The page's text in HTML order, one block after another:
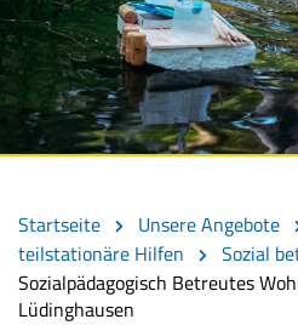
Startseite Unsere Angebote
teilstationäre Hilfen
Sozial
Sozialpädagogisch Betreutes
Lüdinghausen